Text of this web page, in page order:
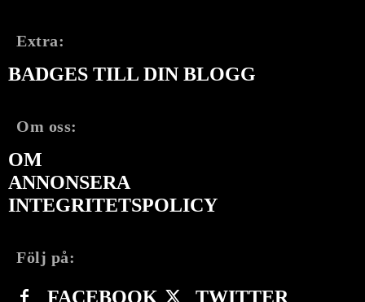
Extra:
BADGES TILL DIN BLOGG
Om oss:
OM
ANNONSERA
INTEGRITETSPOLICY
Följ på:
FACEBOOK TWITTER